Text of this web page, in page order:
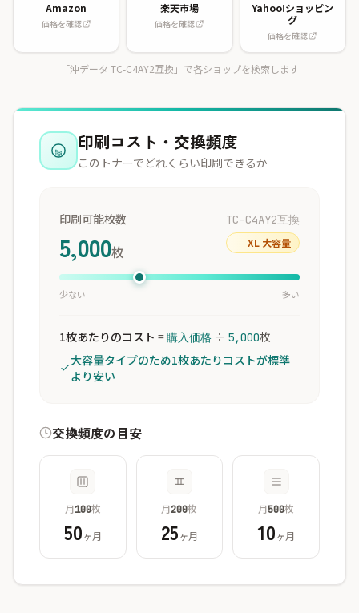
Amazon
価格を確認
楽天市場
価格を確認
Yahoo!ショッピン
グ
価格を確認
「沖データ TC-C4AY2互換」で各ショップを検索します
印刷コスト・交換頻度
このトナーでどれくらい印刷できるか
印刷可能枚数
5,000枚
TC-C4AY2互換
XL 大容量
少ない 多い
1枚あたりのコスト =購入価格 ÷ 5,000枚
大容量タイプのため1枚あたりコストが標準
より安い
交換頻度の目安
月100枚
50ヶ月
月200枚
25ヶ月
月500枚
10ヶ月